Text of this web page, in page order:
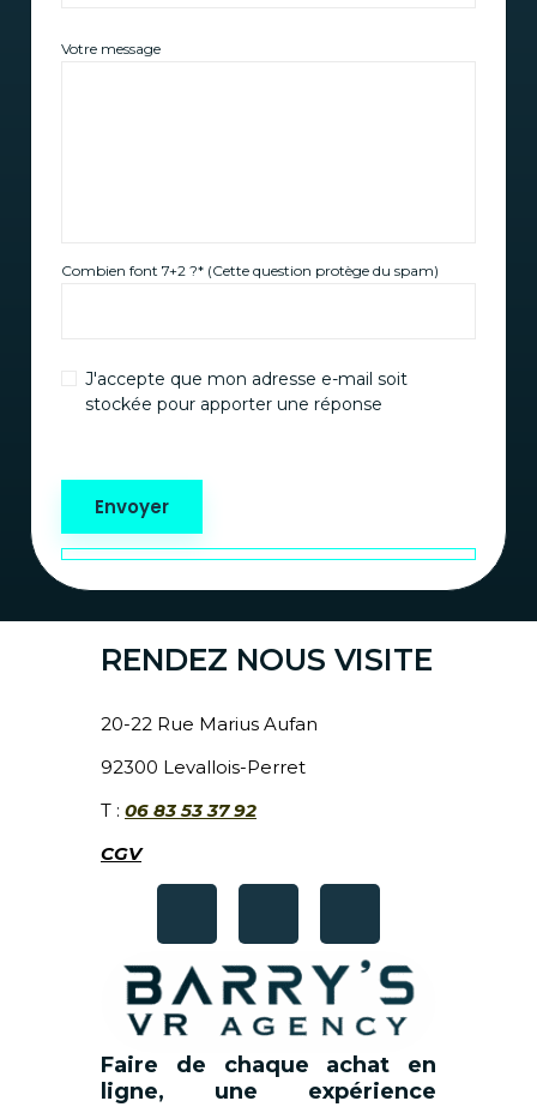
Votre message
Combien font 7+2 ?* (Cette question protège du spam)
J'accepte que mon adresse e-mail soit
stockée pour apporter une réponse
RENDEZ NOUS VISITE
20-22 Rue Marius Aufan
92300 Levallois-Perret
T : 06 83 53 37 92
CGV
Faire de chaque achat en
ligne, une expérience